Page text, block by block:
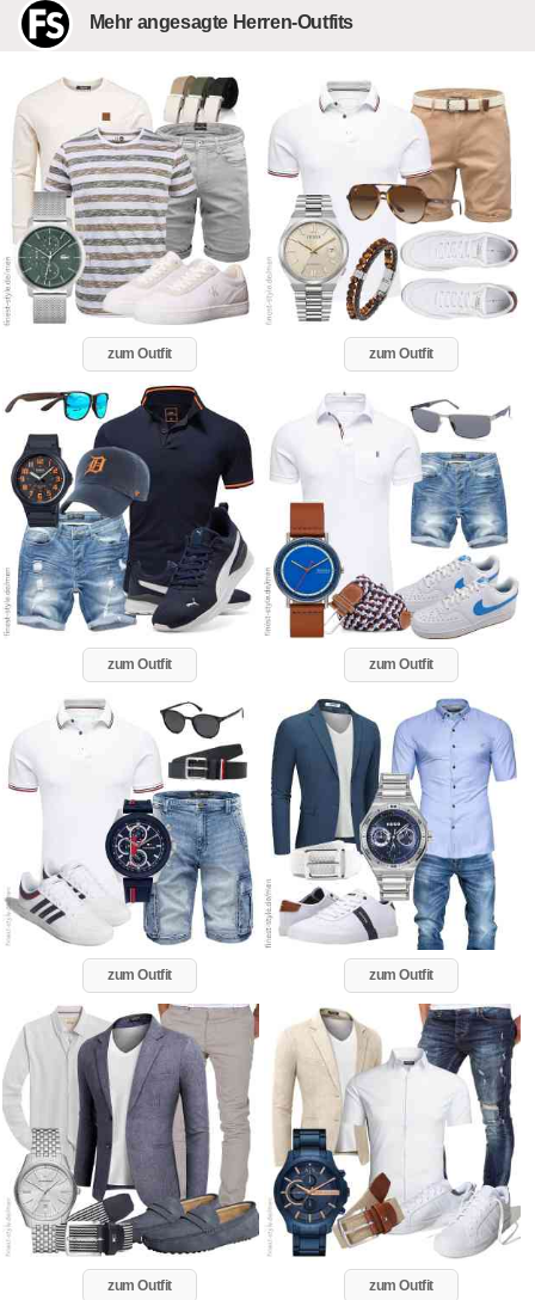
Mehr angesagte Herren-Outfits
zum Outfit zum Outfit
zum Outfit zum Outfit
zum Outfit zum Outfit
zum Outfit zum Outfit